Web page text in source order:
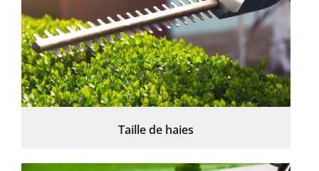
Taille de haies